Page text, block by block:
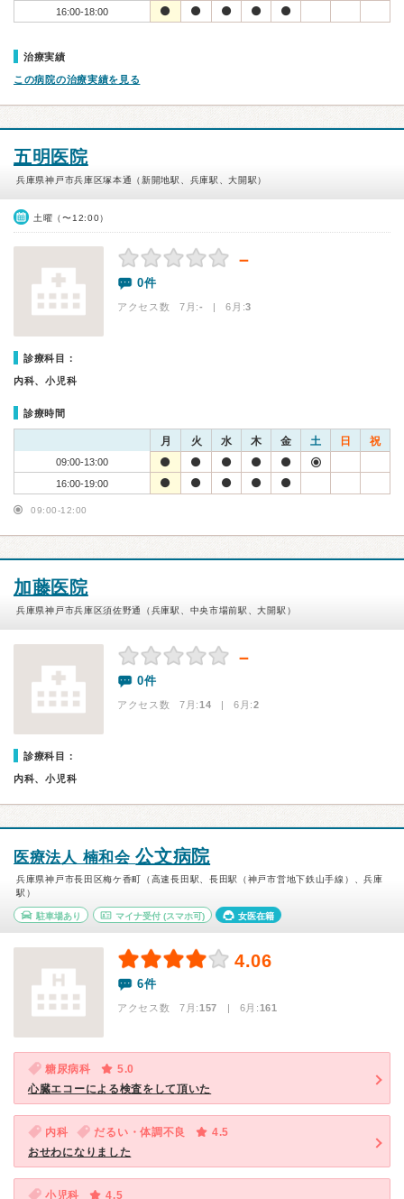
16:00-18:00
治療実績
この病院の治療実績を見る
五明医院
兵庫県神戸市兵庫区塚本通（新開地駅、兵庫駅、大開駅）
土曜（〜12:00）
－
0件
アクセス数 7月:- | 6月:3
診療科目：
内科、小児科
診療時間
月 火 水 木 金 土 日 祝
09:00-13:00
16:00-19:00
09:00-12:00
加藤医院
兵庫県神戸市兵庫区須佐野通（兵庫駅、中央市場前駅、大開駅）
－
0件
アクセス数 7月:14 | 6月:2
診療科目：
内科、小児科
医療法人 楠和会公文病院
兵庫県神戸市長田区梅ケ香町（高速長田駅、長田駅（神戸市営地下鉄山手線）、兵庫
駅）
駐車場あり マイナ受付(スマホ可) 女医在籍
4.06
6件
アクセス数 7月:157 | 6月:161
糖尿病科
5.0
心臓エコーによる検査をして頂いた
内科 だるい・体調不良
4.5
おせわになりました
小児科
4.5